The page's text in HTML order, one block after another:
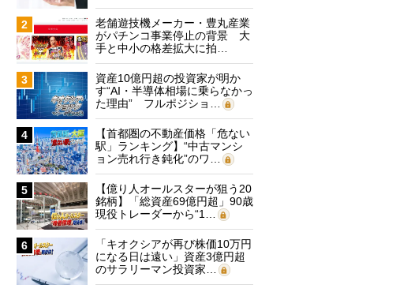
2
老舗遊技機メーカー・豊丸産業
がパチンコ事業停止の背景 大
手と中小の格差拡大に拍…
3
資産10億円超の投資家が明か
す“AI・半導体相場に乗らなかっ
た理由” フルポジショ…
4
【首都圏の不動産価格「危ない
駅」ランキング】“中古マンシ
ョン売れ行き鈍化”のワ…
5
【億り人オールスターが狙う20
銘柄】「総資産69億円超」90歳
現役トレーダーから“1…
6
「キオクシアが再び株価10万円
になる日は遠い」資産3億円超
のサラリーマン投資家…